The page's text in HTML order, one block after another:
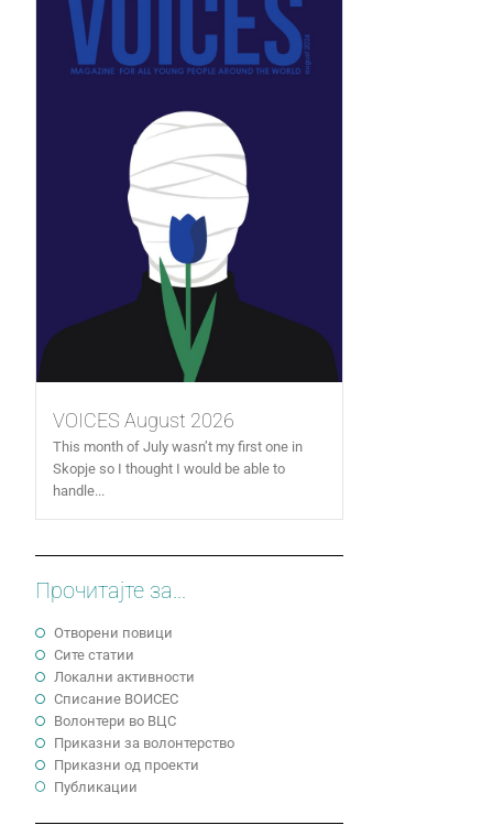
VOICES August 2026
This month of July wasn’t my first one in
Skopje so I thought I would be able to
handle...
Прочитајте за...
Отворени повици
Сите статии
Локални активности
Cписание ВОИСЕС
Волонтери во ВЦС
Приказни за волонтерство
Приказни од проекти
Публикации